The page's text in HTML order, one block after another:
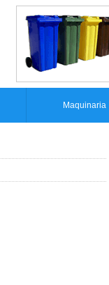
Maquinaria